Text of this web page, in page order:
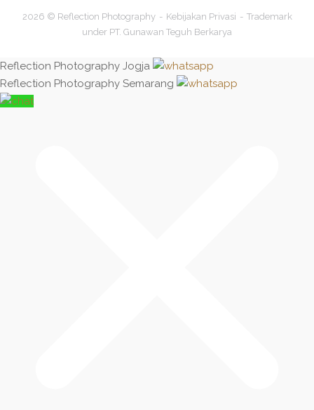
2026 © Reflection Photography Kebijakan Privasi
Trademark
under PT. Gunawan Teguh Berkarya
Reflection Photography Jogja
Reflection Photography Semarang